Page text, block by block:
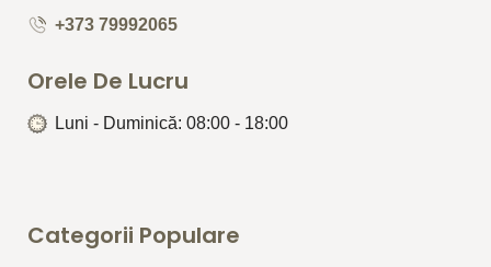
+373 79992065
Orele De Lucru
Luni - Duminică: 08:00 - 18:00
Categorii Populare